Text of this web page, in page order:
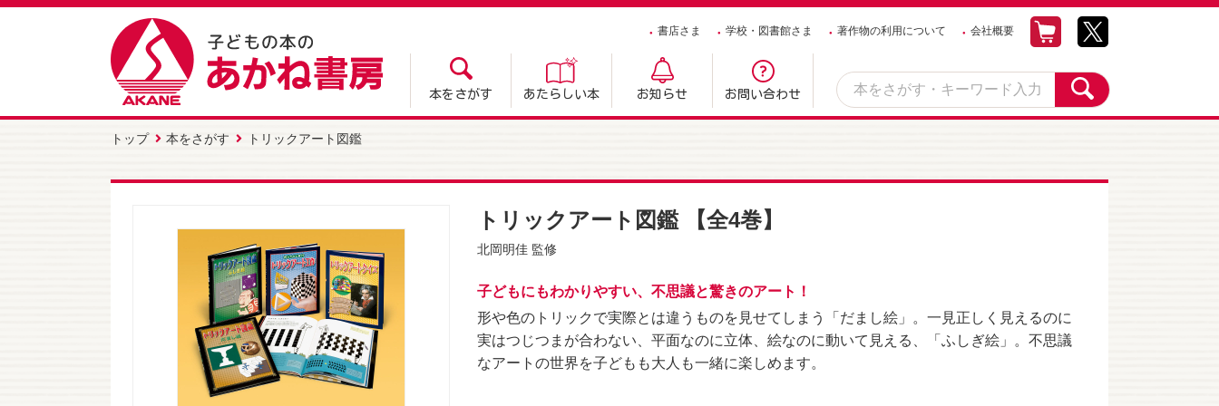
書店さま 学校・図書館さま 著作物の利用について 会社概要
本をさがす あたらしい本 お知らせ お問い合わせ
トップ 本をさがす トリックアート図鑑
トリックアート図鑑 【全4巻】
北岡明佳 監修
子どもにもわかりやすい、不思議と驚きのアート！
形や色のトリックで実際とは違うものを見せてしまう「だまし絵」。一見正しく見えるのに
実はつじつまが合わない、平面なのに立体、絵なのに動いて見える、「ふしぎ絵」。不思議
なアートの世界を子どもも大人も一緒に楽しめます。